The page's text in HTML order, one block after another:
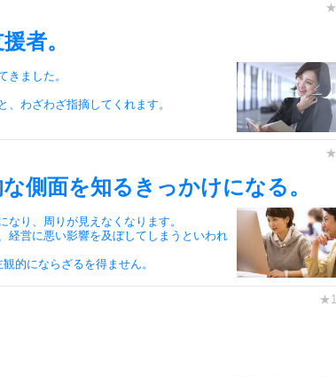
者。
きました。
わざわざ指摘してくれます。
側面を知るきっかけになる。
り、周りが見えなくなります。
経営に悪い影響を及ぼしてしまうといわれ
的にならざるを得ません。